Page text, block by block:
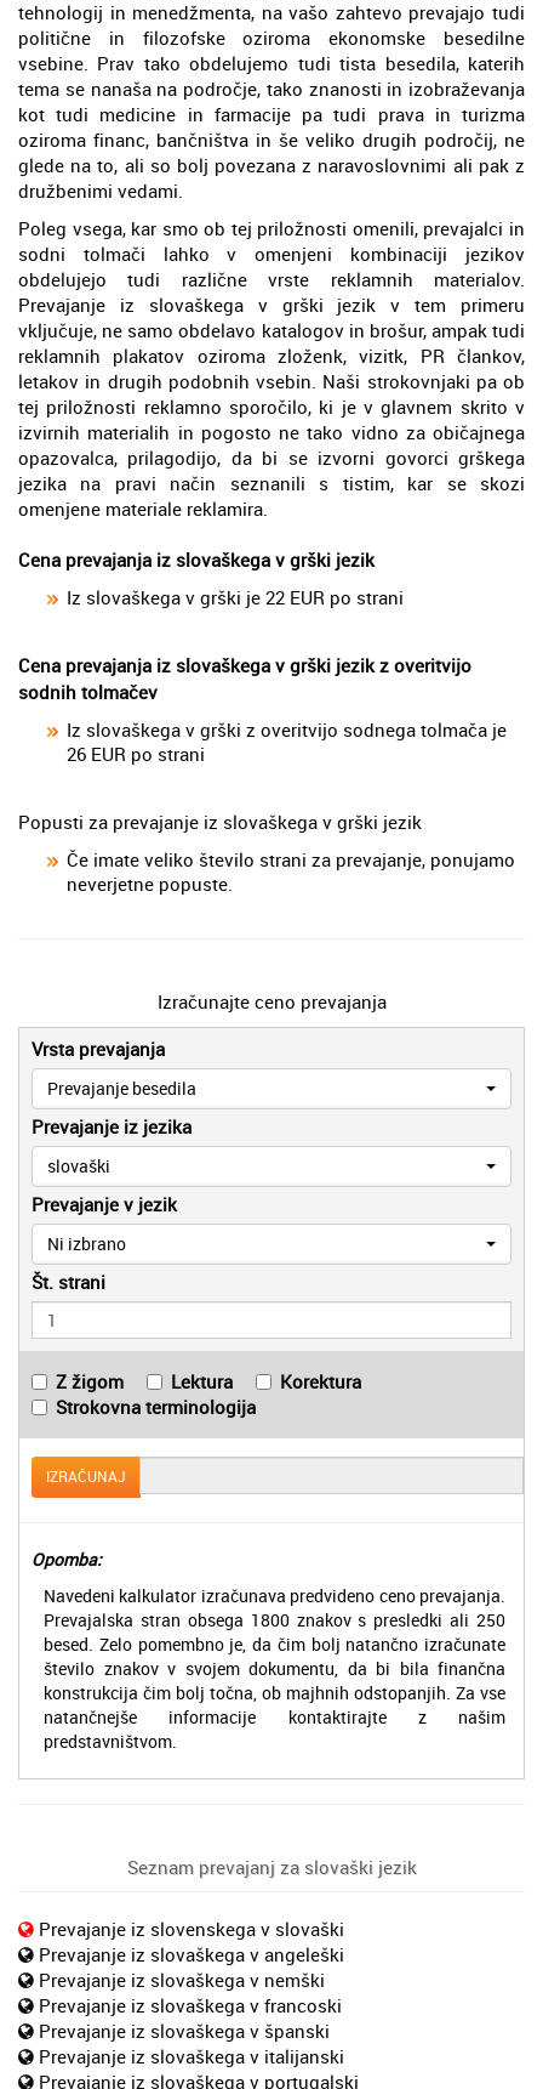
tehnologij in menedžmenta, na vašo zahtevo prevajajo tudi
politične in filozofske oziroma ekonomske besedilne
vsebine. Prav tako obdelujemo tudi tista besedila, katerih
tema se nanaša na področje, tako znanosti in izobraževanja
kot tudi medicine in farmacije pa tudi prava in turizma
oziroma financ, bančništva in še veliko drugih področij, ne
glede na to, ali so bolj povezana z naravoslovnimi ali pak z
družbenimi vedami.
Poleg vsega, kar smo ob tej priložnosti omenili, prevajalci in
sodni tolmači lahko v omenjeni kombinaciji jezikov
obdelujejo tudi različne vrste reklamnih materialov.
Prevajanje iz slovaškega v grški jezik v tem primeru
vključuje, ne samo obdelavo katalogov in brošur, ampak tudi
reklamnih plakatov oziroma zloženk, vizitk, PR člankov,
letakov in drugih podobnih vsebin. Naši strokovnjaki pa ob
tej priložnosti reklamno sporočilo, ki je v glavnem skrito v
izvirnih materialih in pogosto ne tako vidno za običajnega
opazovalca, prilagodijo, da bi se izvorni govorci grškega
jezika na pravi način seznanili s tistim, kar se skozi
omenjene materiale reklamira.
Cena prevajanja iz slovaškega v grški jezik
Iz slovaškega v grški je 22 EUR po strani
Cena prevajanja iz slovaškega v grški jezik z overitvijo
sodnih tolmačev
Iz slovaškega v grški z overitvijo sodnega tolmača je
26 EUR po strani
Popusti za prevajanje iz slovaškega v grški jezik
Če imate veliko število strani za prevajanje, ponujamo
neverjetne popuste.
Izračunajte ceno prevajanja
Vrsta prevajanja
Prevajanje besedila
Prevajanje iz jezika
slovaški
Prevajanje v jezik
Ni izbrano
Št. strani
Z žigom Lektura
Korektura
Strokovna terminologija
IZRAČUNAJ
Opomba:
Navedeni kalkulator izračunava predvideno ceno prevajanja.
Prevajalska stran obsega 1800 znakov s presledki ali 250
besed. Zelo pomembno je, da čim bolj natančno izračunate
število znakov v svojem dokumentu, da bi bila finančna
konstrukcija čim bolj točna, ob majhnih odstopanjih. Za vse
natančnejše informacije kontaktirajte z našim
predstavništvom.
Seznam prevajanj za slovaški jezik
Prevajanje iz slovenskega v slovaški
Prevajanje iz slovaškega v angeleški
Prevajanje iz slovaškega v nemški
Prevajanje iz slovaškega v francoski
Prevajanje iz slovaškega v španski
Prevajanje iz slovaškega v italijanski
Prevajanje iz slovaškega v portugalski